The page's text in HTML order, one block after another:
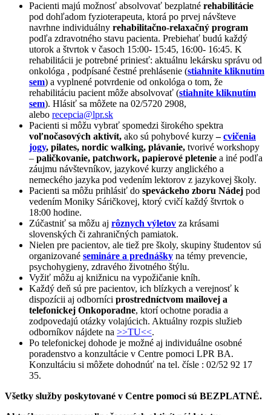
Pacienti majú možnosť absolvovať bezplatné rehabilitácie
pod dohľadom fyzioterapeuta, ktorá po prvej návšteve
navrhne individuálny rehabilitačno-relaxačný program
podľa zdravotného stavu pacienta. Prebiehať budú každý
utorok a štvrtok v časoch 15:00- 15:45, 16:00- 16:45. K
rehabilitácii je potrebné priniesť: aktuálnu lekársku správu od
onkológa , podpísané čestné prehlásenie (stiahnite kliknutím
sem) a vyplnené potvrdenie od onkológa o tom, že
rehabilitáciu pacient môže absolvovať (stiahnite kliknutím
sem). Hlásiť sa môžete na 02/5720 2908,
alebo recepcia@lpr.sk
Pacienti si môžu vybrať spomedzi širokého spektra
voľnočasových aktivít, ako sú pohybové kurzy–cvičenia
jogy, pilates, nordic walking, plávanie, tvorivé workshopy
– paličkovanie, patchwork, papierové pletenie a iné podľa
záujmu návštevníkov, jazykové kurzy anglického a
nemeckého jazyka pod vedením lektorov z jazykovej školy.
Pacienti sa môžu prihlásiť do speváckeho zboru Nádej pod
vedením Moniky Sáričkovej, ktorý cvičí každý štvrtok o
18:00 hodine.
Zúčastniť sa môžu aj rôznych výletov za krásami
slovenských či zahraničných pamiatok.
Nielen pre pacientov, ale tiež pre školy, skupiny študentov sú
organizované semináre a prednášky na témy prevencie,
psychohygieny, zdravého životného štýlu.
Vyžiť môžu aj knižnicu na vypožičanie kníh.
Každý deň sú pre pacientov, ich blízkych a verejnosť k
dispozícii aj odborníci prostredníctvom mailovej a
telefonickej Onkoporadne, ktorí ochotne poradia a
zodpovedajú otázky volajúcich. Aktuálny rozpis služieb
odborníkov nájdete na >>TU<<.
Po telefonickej dohode je možné aj individuálne osobné
poradenstvo a konzultácie v Centre pomoci LPR BA.
Konzultáciu si môžete dohodnúť na tel. čísle : 02/52 92 17
35.
Všetky služby poskytované v Centre pomoci sú BEZPLATNÉ.